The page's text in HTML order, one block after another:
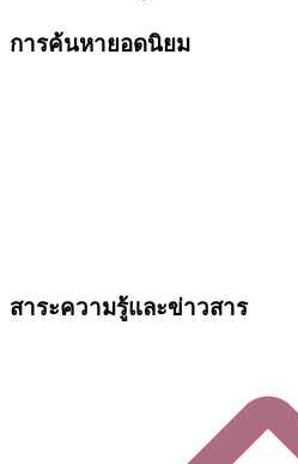
การค้นหายอดนิยม
สาระความรู้และข่าวสาร